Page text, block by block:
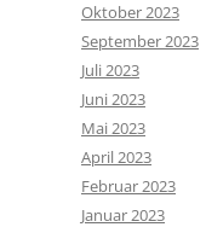
Oktober 2023
September 2023
Juli 2023
Juni 2023
Mai 2023
April 2023
Februar 2023
Januar 2023